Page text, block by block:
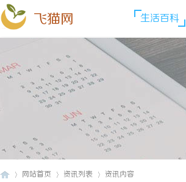
飞猫网 生活百科
网站首页 资讯列表 资讯内容